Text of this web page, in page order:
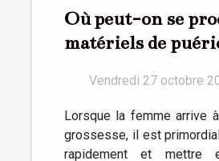
Où peut-on se
matériels de
Vendredi 27 octobre
Lorsque la femme arrive
grossesse, il est
rapidement et mettre